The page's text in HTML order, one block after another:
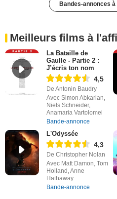
Bandes-annonces
Meilleurs films à
La Bataille de
Gaulle - Partie 2 :
J’écris ton nom
4,5
De Antonin Baudry
Avec Simon Abkarian,
Niels Schneider,
Anamaria Vartolomei
Bande-annonce
L'Odyssée
4,3
De Christopher Nolan
Avec Matt Damon, Tom
Holland, Anne
Hathaway
Bande-annonce